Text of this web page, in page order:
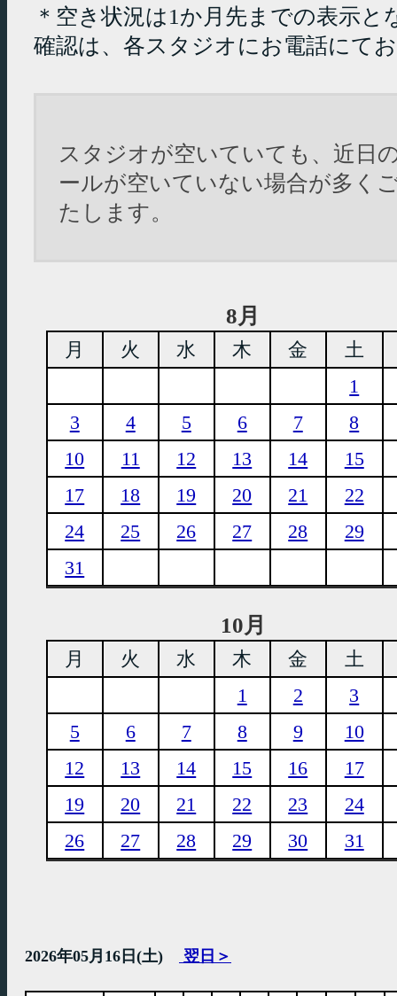
＊空き状況は1か月先までの表示
確認は、各スタジオにお電話にて
スタジオが空いていても、近日
ールが空いていない場合が多く
たします。
8月
月 火 水 木 金
土
1
3
4 5 6 7
8
10
11 12 13 14
15
17
18 19 20 21
22
24
25 26 27 28
29
31
10月
月 火 水 木 金
土
1
2
3
5
6 7 8 9
10
12
13 14 15 16
17
19
20 21 22 23
24
26
27 28 29 30 31
2026年05月16日(土) 翌日＞